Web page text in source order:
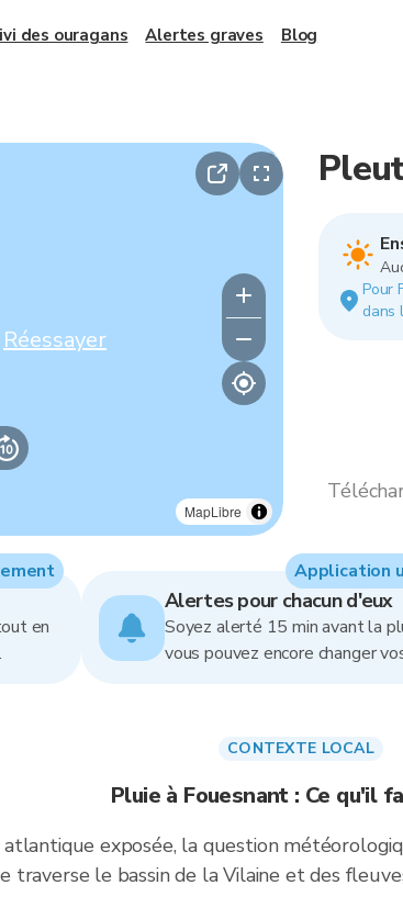
MapLibre
Réessayer
Pour
dans
en
Alertes pour chacun d'eux
Soyez alerté 15 min avant la
vous pouvez encore changer
Application
CONTEXTE LOCAL
Pluie à Fouesnant : Ce qu'il
exposée, la question
le bassin de la Vilaine et des
des ouragans Alertes graves Blog